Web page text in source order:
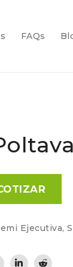
FAQs
Ejecutiva,